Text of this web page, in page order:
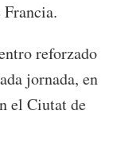
reforzado
jornada, en
el Ciutat de